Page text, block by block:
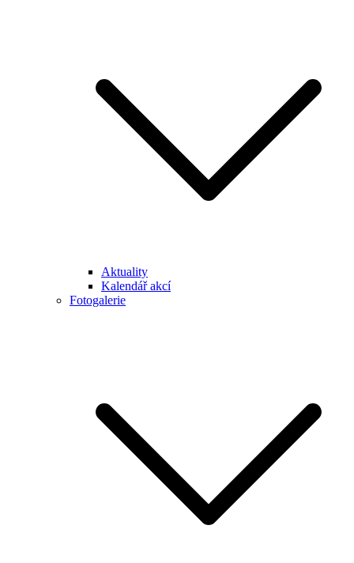
Aktuality
Kalendář akcí
Fotogalerie